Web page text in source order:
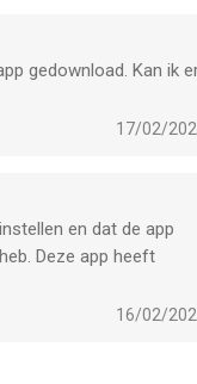
gedownload. Kan ik
17/02/
en dat de app
Deze app heeft
16/02/